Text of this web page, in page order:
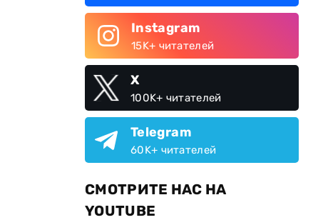
Instagram
15K+ читателей
X
100K+ читателей
Telegram
60K+ читателей
СМОТРИТЕ НАС НА
YOUTUBE